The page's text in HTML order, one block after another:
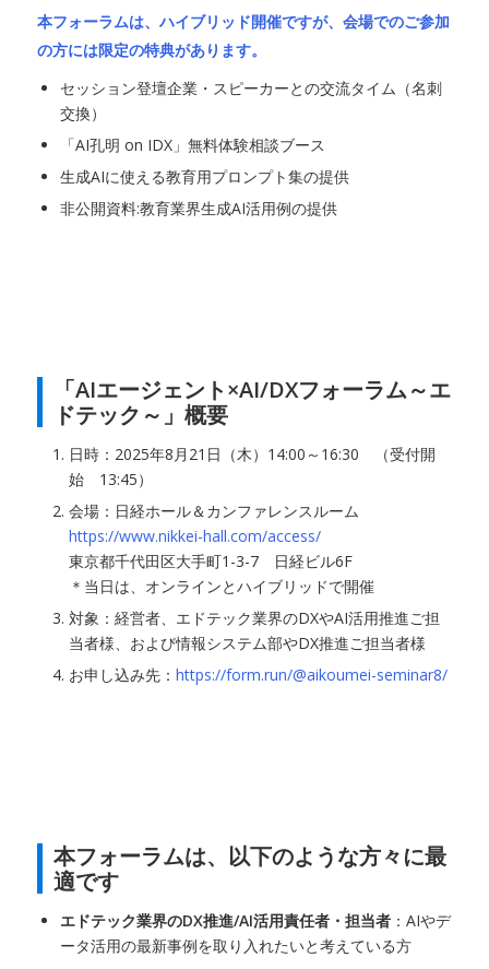
本フォーラムは、ハイブリッド開催ですが、会場でのご参加
の方には限定の特典があります。
セッション登壇企業・スピーカーとの交流タイム（名刺
交換）
「AI孔明 on IDX」無料体験相談ブース
生成AIに使える教育用プロンプト集の提供
非公開資料:教育業界生成AI活用例の提供
「AIエージェント×AI/DXフォーラム～エ
ドテック～」概要
日時：2025年8月21日（木）14:00～16:30 （受付開
始 13:45）
会場：日経ホール＆カンファレンスルーム
https://www.nikkei-hall.com/access/
東京都千代田区大手町1-3-7 日経ビル6F
＊当日は、オンラインとハイブリッドで開催
対象：経営者、エドテック業界のDXやAI活用推進ご担
当者様、および情報システム部やDX推進ご担当者様
お申し込み先： https://form.run/@aikoumei-seminar8/
本フォーラムは、以下のような方々に最
適です
エドテック業界のDX推進/AI活用責任者・担当者：AIやデ
ータ活用の最新事例を取り入れたいと考えている方